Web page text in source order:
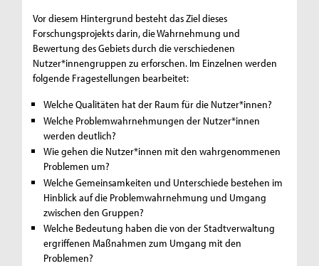
Vor diesem Hintergrund besteht das Ziel dieses
Forschungsprojekts darin, die Wahrnehmung und
Bewertung des Gebiets durch die verschiedenen
Nutzer*innengruppen zu erforschen. Im Einzelnen werden
folgende Fragestellungen bearbeitet:
Welche Qualitäten hat der Raum für die Nutzer*innen?
Welche Problemwahrnehmungen der Nutzer*innen
werden deutlich?
Wie gehen die Nutzer*innen mit den wahrgenommenen
Problemen um?
Welche Gemeinsamkeiten und Unterschiede bestehen im
Hinblick auf die Problemwahrnehmung und Umgang
zwischen den Gruppen?
Welche Bedeutung haben die von der Stadtverwaltung
ergriffenen Maßnahmen zum Umgang mit den
Problemen?